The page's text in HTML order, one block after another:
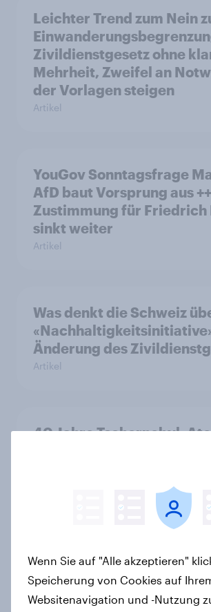
Leichter Trend zum Nein
Zivildienstgesetz ohne
Mehrheit, Zweifel an
der Vorlagen steigen
Artikel
YouGov Sonntagsfrage
AfD baut Vorsprung aus
Zustimmung für Friedrich
sinkt weiter
Artikel
Was denkt die Schweiz
Änderung des
Artikel
40 Jahre Tschernobyl:
YouGov Sonntagsfrage:
vorn +++ Schwarz-Rot
Union und SPD so niedrig
Wenn Sie auf "Alle akzeptieren"
Speicherung von Cookies auf
Websitenavigation und -Nutzung